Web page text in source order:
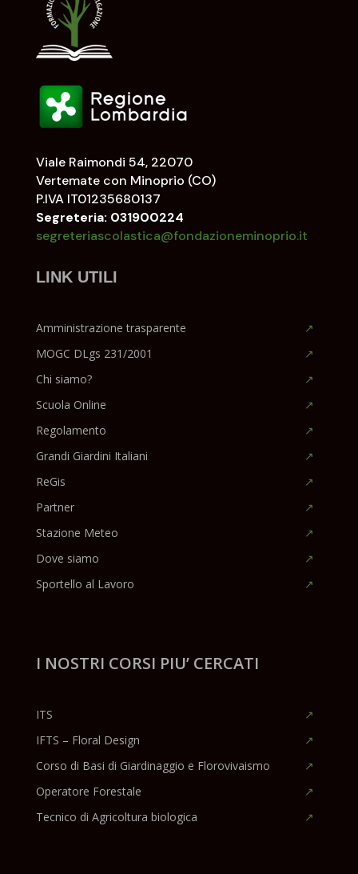
Viale Raimondi 54, 22070
Vertemate con Minoprio (CO)
P.IVA IT01235680137
Segreteria: 031900224
segreteriascolastica@fondazioneminoprio.it
LINK UTILI
Amministrazione trasparente
MOGC DLgs 231/2001
Chi siamo?
Scuola Online
Regolamento
Grandi Giardini Italiani
ReGis
Partner
Stazione Meteo
Dove siamo
Sportello al Lavoro
I NOSTRI CORSI PIU’ CERCATI
ITS
IFTS – Floral Design
Corso di Basi di Giardinaggio e Florovivaismo
Operatore Forestale
Tecnico di Agricoltura biologica